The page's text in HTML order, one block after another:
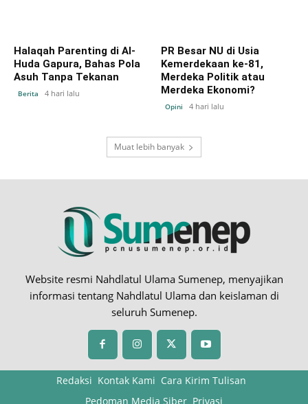
Halaqah Parenting di Al-
Huda Gapura, Bahas Pola
Asuh Tanpa Tekanan
Berita 4 hari lalu
PR Besar NU di Usia
Kemerdekaan ke-81,
Merdeka Politik atau
Merdeka Ekonomi?
Opini 4 hari lalu
Muat lebih banyak
Website resmi Nahdlatul Ulama Sumenep, menyajikan
informasi tentang Nahdlatul Ulama dan keislaman di
seluruh Sumenep.
Redaksi Kontak Kami Cara Kirim Tulisan
Pedoman Media Siber Privasi